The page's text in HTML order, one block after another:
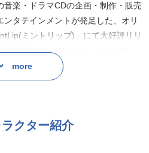
楽・ドラマCDの企画・制作・販売
タテインメントが発足した、オリ
ミントリップ)」にて大好評リリ
ROCK(ディグロック)」シリーズ。
所属する芸能事務所「DIGNITY
インクロ」と、若者から圧倒的支
more
クター紹介